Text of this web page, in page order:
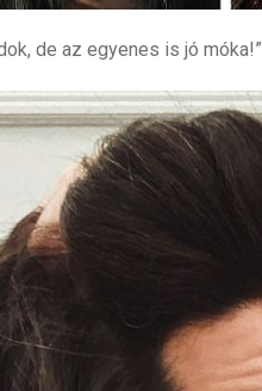
de az egyenes is jó móka!”